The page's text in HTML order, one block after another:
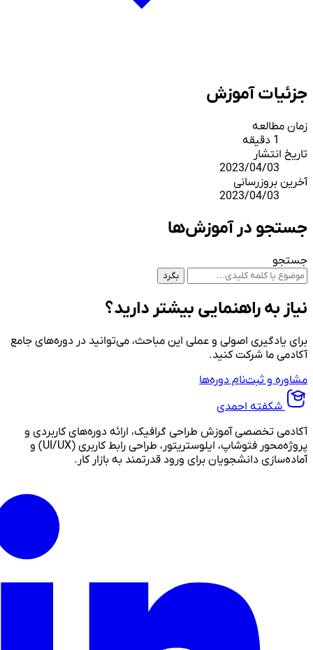
جزئیات آموزش
زمان مطالعه
تاریخ انتشار
2023/04/03
آخرین بروزرسانی
2023/04/03
جستجو در آموزش‌ها
جستجو
بگرد
نیاز به راهنمایی بیشتر دارید؟
برای یادگیری اصولی و عملی این مباحث، می‌توانید در دوره‌های جامع
آکادمی ما شرکت کنید.
مشاوره و ثبت‌نام دوره‌ها
شکفته احمدی
آکادمی تخصصی آموزش طراحی گرافیک، ارائه دوره‌های کاربردی و
پروژه‌محور فتوشاپ، ایلوستریتور، طراحی رابط کاربری (UI/UX) و
آماده‌سازی دانشجویان برای ورود قدرتمند به بازار کار.